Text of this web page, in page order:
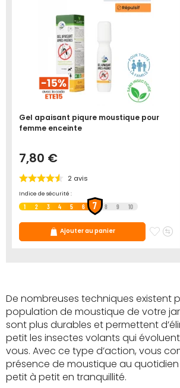
Gel apaisant piqure moustique pour
femme enceinte
7,80 €
2 avis
Indice de sécurité :
1 2 3 4 5 6 7 8 9 10
Ajouter au panier
De nombreuses techniques existent
population de moustique de votre
sont plus durables et permettent
petit les insectes volants qui
vous. Avec ce type d’action, vous
présence de moustique au
petit à petit en tranquillité.